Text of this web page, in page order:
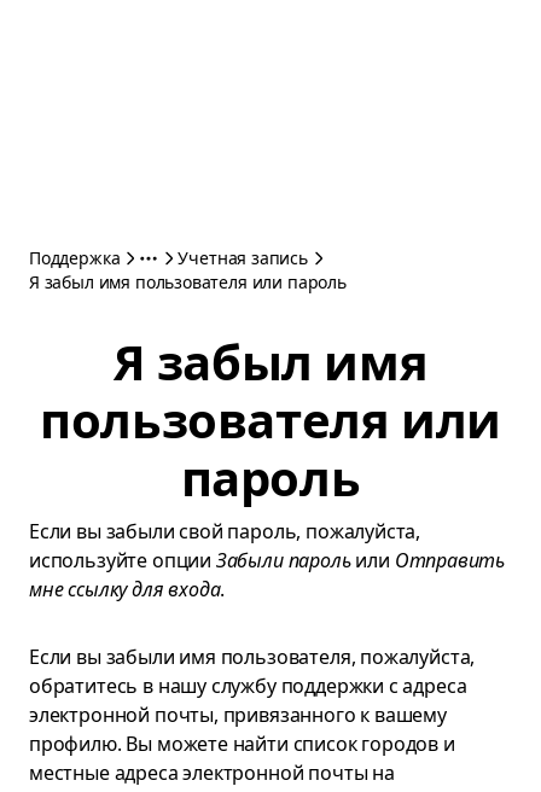
Поддержка
Учетная запись
Я забыл имя пользователя или пароль
Я забыл имя
пользователя или
пароль
Если вы забыли свой пароль, пожалуйста,
используйте опции Забыли парольили Отправить
мне ссылку для входа.
Если вы забыли имя пользователя, пожалуйста,
обратитесь в нашу службу поддержки с адреса
электронной почты, привязанного к вашему
профилю. Вы можете найти список городов и
местные адреса электронной почты на